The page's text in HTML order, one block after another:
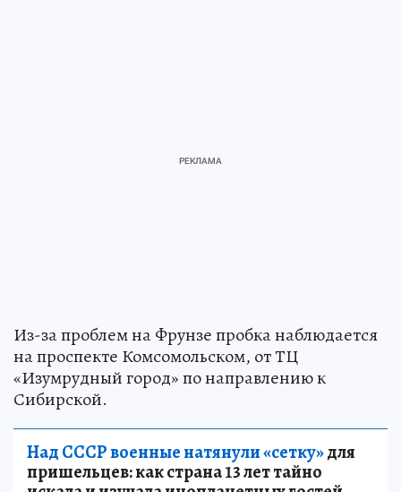
Из-за проблем на Фрунзе пробка наблюдается
на проспекте Комсомольском, от ТЦ
«Изумрудный город» по направлению к
Сибирской.
Над СССР военные натянули «сетку»для
пришельцев: как страна 13 лет тайно